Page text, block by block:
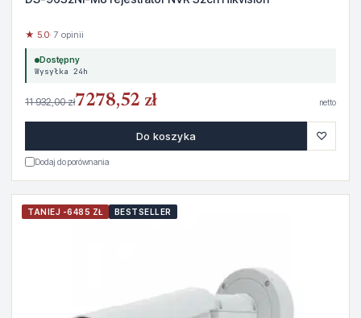
★ 5.0· 7 opinii
Dostępny
Wysyłka 24h
11 932,00 zł7278,52 zł netto
Do koszyka ♡
Dodaj do porównania
TANIEJ -6485 ZŁ BESTSELLER